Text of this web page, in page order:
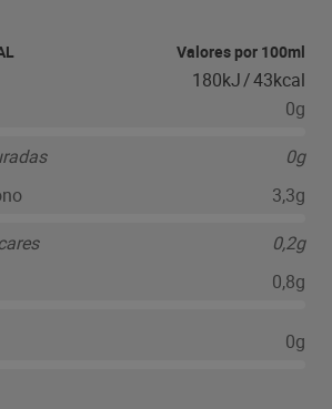
cuerpo y un punto de acidez, muy
un ligero y delicado amargo.
de color castaño, de ligera turbidez
y con una espuma muy
junto con los aromas a caramelo
frutales a plátano, su ligera
es ideal para conjugar
untuosa y muy aromáticos como
con frutas pasas
Valores por 100ml
180kJ/43kcal
0g
0g
3,3g
0,2g
0,8g
0g